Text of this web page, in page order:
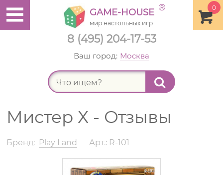
8 (495) 204-17-53
0
GAME-HOUSE ®
мир настольных игр
Ваш город: Москва
Мистер Х - Отзывы
Бренд: Play Land Арт.: R-101